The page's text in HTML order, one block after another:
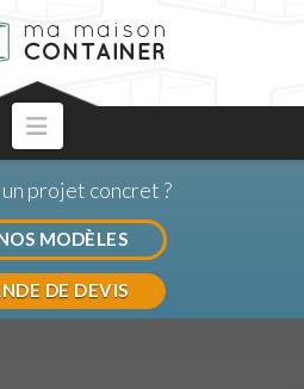
Navigation
projet concret ?
MODÈLES
DE DEVIS